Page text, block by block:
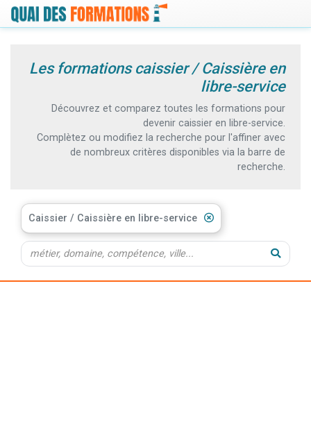
Les formations caissier / Caissière en
libre-service
Découvrez et comparez toutes les formations pour
devenir caissier en libre-service.
Complètez ou modifiez la recherche pour l'affiner avec
de nombreux critères disponibles via la barre de
recherche.
Caissier / Caissière en libre-service